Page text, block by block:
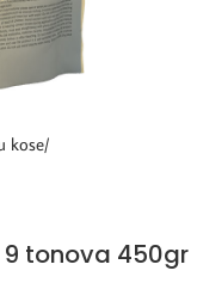
kose
tonova 450gr